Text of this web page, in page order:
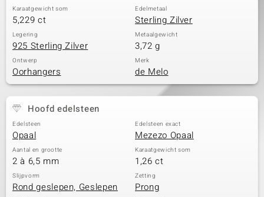
Karaatgewicht som
5,229 ct
Edelmetaal
Sterling Zilver
Legering
925 Sterling Zilver
Metaalgewicht
3,72 g
Ontwerp
Oorhangers
Merk
de Melo
Hoofd edelsteen
Edelsteen
Opaal
Edelsteen exact
Mezezo Opaal
Aantal en grootte
2 à 6,5 mm
Karaatgewicht som
1,26 ct
Slijpvorm
Rond geslepen, Geslepen
Zetting
Prong